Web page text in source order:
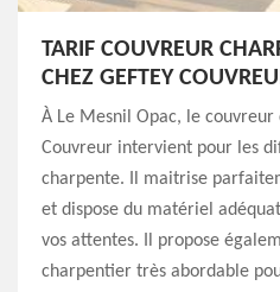
TARIF COUVREUR
CHEZ GEFTEY
À Le Mesnil Opac, le
Couvreur intervient pour les
charpente. Il maitrise
et dispose du matériel
vos attentes. Il propose
charpentier très abordable